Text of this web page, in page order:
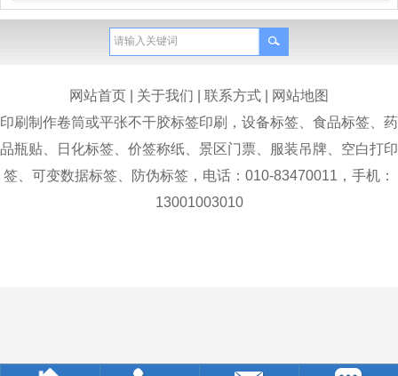
网站首页 关于我们 联系方式
网站地图
印刷制作卷筒或平张不干胶标签印刷，设备标签、食品标签、药
品瓶贴、日化标签、价签称纸、景区门票、服装吊牌、空白打印
签、可变数据标签、防伪标签，电话：010-83470011，手机：
13001003010